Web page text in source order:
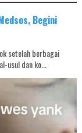
Begini
setelah berbagai
usul dan ko...